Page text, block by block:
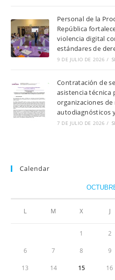
Personal de la
República
violencia digital
estándares de
9 DE JULIO DE 2026 /
Contratación de
asistencia técnica
organizaciones de
autodiagnósticos
7 DE JULIO DE 2026 /
Calendar
L M X J
1 2
6 7 8 9
13 14 15 16